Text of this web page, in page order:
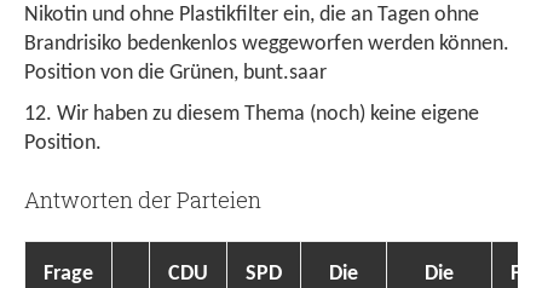
Nikotin und ohne Plastikfilter ein, die an Tagen ohne
Brandrisiko bedenkenlos weggeworfen werden können.
Position von die Grünen, bunt.saar
Wir haben zu diesem Thema (noch) keine eigene
Position.
Antworten der Parteien
Frage CDU SPD
Die
Die